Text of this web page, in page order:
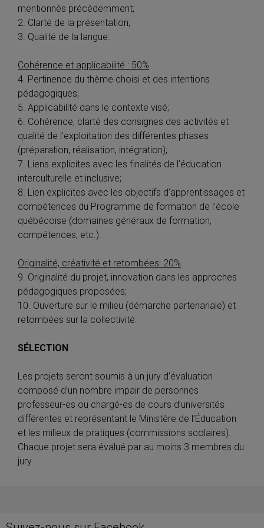
mentionnés précédemment;
2. Clarté de la présentation;
3. Qualité de la langue.
Cohérence et applicabilité : 50%
4. Pertinence du thème choisi et des intentions
pédagogiques;
5. Applicabilité dans le contexte visé;
6. Cohérence, clarté des consignes des activités et
qualité de l’exploitation des différentes phases
(préparation, réalisation, intégration);
7. Liens explicites avec les finalités de l’éducation
interculturelle et inclusive;
8. Lien explicites avec les objectifs d’apprentissages et
compétences du Programme de formation de l’école
québécoise (domaines généraux de formation,
compétences, etc.).
Originalité, créativité et retombées: 20%
9. Originalité du projet, innovation dans les approches
pédagogiques proposées;
10. Ouverture sur le milieu (démarche partenariale) et
retombées sur la collectivité.
SÉLECTION
Les projets seront soumis à un jury d’évaluation
composé d’un nombre impair de personnes
professeur-es ou chargé-es de cours d’universités
différentes et représentant le Ministère de l’Éducation
et les milieux de pratiques (commissions scolaires).
Chaque projet sera évalué par au moins 3 membres du
jury.